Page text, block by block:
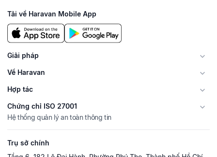
Tải về Haravan Mobile App
Giải pháp
Về Haravan
Hợp tác
Chứng chỉ ISO 27001
Hệ thống quản lý an toàn thông tin
Trụ sở chính